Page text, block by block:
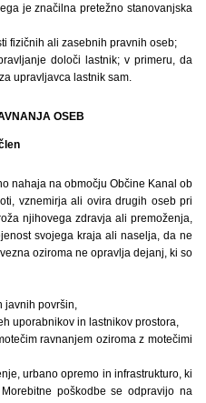
je značilna pretežno stanovanjska
fizičnih ali zasebnih pravnih oseb;
določi lastnik; v primeru, da
upravljavca lastnik sam.
OSEB
nahaja na območju Občine Kanal ob
vznemirja ali ovira drugih oseb pri
njihovega zdravja ali premoženja,
svojega kraja ali naselja, da ne
oziroma ne opravlja dejanj, ki so
površin,
uporabnikov in lastnikov prostora,
ravnanjem oziroma z motečimi
urbano opremo in infrastrukturo, ki
poškodbe se odpravijo na